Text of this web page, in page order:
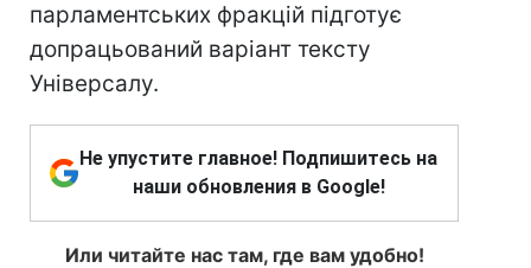
парламентських фракцій підготує
допрацьований варіант тексту
Універсалу.
Не упустите главное! Подпишитесь на
наши обновления в Google!
Или читайте нас там, где вам удобно!